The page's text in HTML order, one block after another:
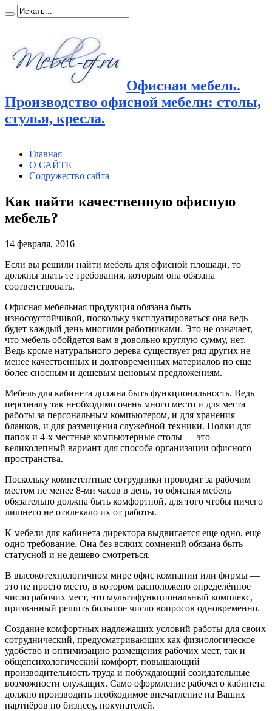
Офисная мебель.
Производство офисной мебели: столы,
стулья, кресла.
Главная
О САЙТЕ
Содружество сайта
Как найти качественную офисную
мебель?
14 февраля, 2016
Если вы решили найти мебель для офисной площади, то
должны знать те требования, которым она обязана
соответствовать.
Офисная мебельная продукция обязана быть
износоустойчивой, поскольку эксплуатироваться она ведь
будет каждый день многими работниками. Это не означает,
что мебель обойдется вам в довольно круглую сумму, нет.
Ведь кроме натурального дерева существует ряд других не
менее качественных и долговременных материалов по еще
более сносным и дешевым ценовым предложениям.
Мебель для кабинета должна быть функциональность. Ведь
персоналу так необходимо очень много место и для места
работы за персональным компьютером, и для хранения
бланков, и для размещения служебной техники. Полки для
папок и 4-х местные компьютерные столы — это
великолепный вариант для способа организации офисного
пространства.
Поскольку компетентные сотрудники проводят за рабочим
местом не менее 8-ми часов в день, то офисная мебель
обязательно должна быть комфортной, для того чтобы ничего
лишнего не отвлекало их от работы.
К мебели для кабинета директора выдвигается еще одно, еще
одно требование. Она без всяких сомнений обязана быть
статусной и не дешево смотреться.
В высокотехнологичном мире офис компании или фирмы —
это не просто место, в котором расположено определённое
число рабочих мест, это мультифункциональный комплекс,
призванный решить большое число вопросов одновременно.
Создание комфортных надлежащих условий работы для своих
сотруднический, предусматривающих как физиологическое
удобство и оптимизацию размещения рабочих мест, так и
общепсихологический комфорт, повышающий
производительность труда и побуждающий созидательные
возможности служащих. Само оформление рабочего кабинета
должно производить необходимое впечатление на Ваших
партнёров по бизнесу, покупателей.